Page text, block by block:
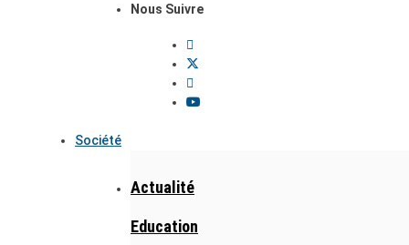
Nous Suivre
Société
Actualité
Education